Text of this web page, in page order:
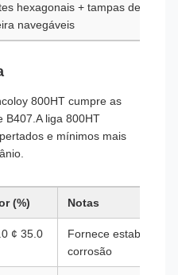
hexagonais + tampas de
navegáveis
800HT cumpre as
B407.A liga 800HT
e mínimos mais
(%) Notas
¢ 35.0
Fornece
corrosão